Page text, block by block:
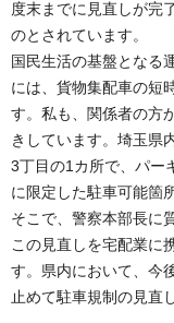
度末までに見直しが完
のとされています。
国民生活の基盤となる
には、貨物集配車の短
す。私も、関係者の方
きしています。埼玉県
3丁目の1カ所で、パー
に限定した駐車可能箇
そこで、警察本部長に
この見直しを宅配業に
す。県内において、今
止めて駐車規制の見直